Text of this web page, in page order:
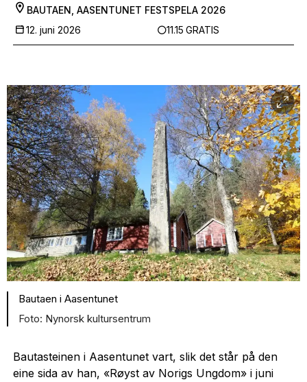
BAUTAEN, AASENTUNET FESTSPELA 2026
12. juni 2026
11.15 GRATIS
Bautaen i Aasentunet
Nynorsk kultursentrum
Bautasteinen i Aasentunet vart, slik det står på den
eine sida av han, «Røyst av Norigs Ungdom» i juni